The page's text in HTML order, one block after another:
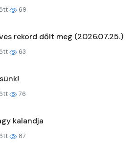
69
rekord dőlt meg (2026.07.25.)
63
76
kalandja
87